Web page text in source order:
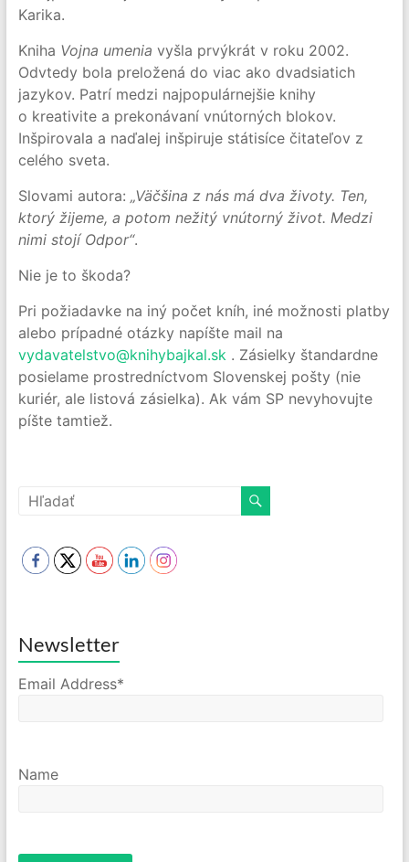
Karika.
Kniha Vojna umenia vyšla prvýkrát v roku 2002.
Odvtedy bola preložená do viac ako dvadsiatich
jazykov. Patrí medzi najpopulárnejšie knihy
o kreativite a prekonávaní vnútorných blokov.
Inšpirovala a naďalej inšpiruje státisíce čitateľov z
celého sveta.
Slovami autora: „Väčšina z nás má dva životy. Ten,
ktorý žijeme, a potom nežitý vnútorný život. Medzi
nimi stojí Odpor“.
Nie je to škoda?
Pri požiadavke na iný počet kníh, iné možnosti platby
alebo prípadné otázky napíšte mail na
vydavatelstvo@knihybajkal.sk. Zásielky štandardne
posielame prostredníctvom Slovenskej pošty (nie
kuriér, ale listová zásielka). Ak vám SP nevyhovujte
píšte tamtiež.
Newsletter
Email Address*
Name